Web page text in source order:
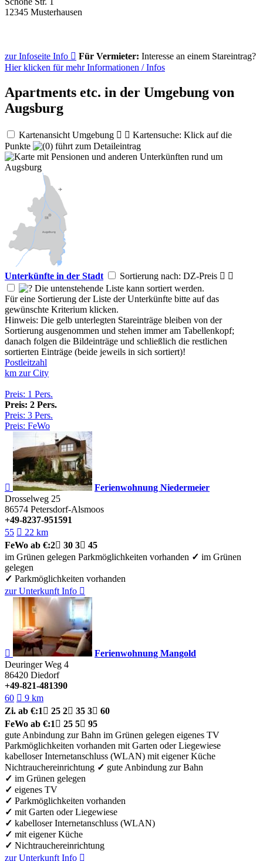
12345 Musterhausen
zur Infoseite Info  Für Vermieter: Interesse an einem Stareintrag?
Hier klicken für mehrInformationen /Infos
Apartments etc. in der Umgebung von
Augsburg
Kartenansicht Umgebung   Kartensuche: Klick auf die
Punkte
führt zum Detaileintrag
Unterkünfte in der Stadt Sortierung nach: DZ-Preis  
Die untenstehende Liste kann sortiert werden.
Für eine Sortierung der Liste der Unterkünfte bitte auf das
gewünschte Kriterium klicken.
Hinweis: Die gelb unterlegten Stareinträge bleiben von der
Sortierung ausgenommen und stehen immer am Tabellenkopf;
danach folgen die Bildeinträge und schließlich die restlichen
sortierten Einträge (beide jeweils in sich sortiert)!
Postleitzahl
km zur City
Preis: 1 Pers.
Preis: 2 Pers.
Preis: 3 Pers.
Preis: FeWo

Ferienwohnung Niedermeier
Drosselweg 25
86574 Petersdorf-Alsmoos
+49-8237-951591
55  22 km
FeWo ab €:2 30 3 45
im Grünen gelegen Parkmöglichkeiten vorhanden ✓ im Grünen
gelegen
✓ Parkmöglichkeiten vorhanden
zur Unterkunft Info 

Ferienwohnung Mangold
Deuringer Weg 4
86420 Diedorf
+49-821-481390
60  9 km
Zi. ab €:1  25 2 35 3 60
FeWo ab €:1  25 5 95
gute Anbindung zur Bahn im Grünen gelegen eigenes TV
Parkmöglichkeiten vorhanden mit Garten oder Liegewiese
kabelloser Internetanschluss (WLAN) mit eigener Küche
Nichtrauchereinrichtung ✓ gute Anbindung zur Bahn
✓ im Grünen gelegen
✓ eigenes TV
✓ Parkmöglichkeiten vorhanden
✓ mit Garten oder Liegewiese
✓ kabelloser Internetanschluss (WLAN)
✓ mit eigener Küche
✓ Nichtrauchereinrichtung
zur Unterkunft Info 